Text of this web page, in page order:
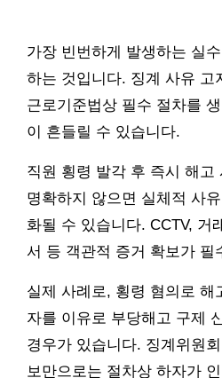
가장 빈번하게 발생하는 실
하는 것입니다. 징계 사유 고
근로기준법상 필수 절차를
이 흔들릴 수 있습니다.
직원 횡령 발각 후 즉시 해고
명확하지 않으면 실체적 사
화될 수 있습니다. CCTV, 거
서 등 객관적 증거 확보가 필
실제 사례로, 횡령 혐의로 해
자를 이유로 부당해고 구제
경우가 있습니다. 징계위원
보만으로는 절차상 하자가